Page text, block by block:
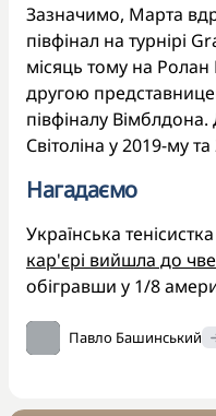
Зазначимо, Марта
півфінал на турнірі
місяць тому на
другою
півфіналу
Світоліна у 2019-му
Нагадаємо
Українська
кар'єрі вийшла до
обігравши у 1/8
Павло Башинський